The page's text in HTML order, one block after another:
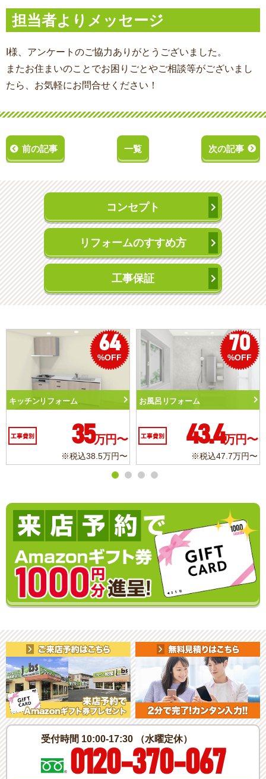
担当者よりメッセージ
I様、アンケートのご協力ありがとうございました。
またお住まいのことでお困りごとやご相談等がございまし
たら、お気軽にお問合せください！
前の記事 一覧 次の記事
コンセプト
リフォームのすすめ方
工事保証
64
%OFF
キッチンリフォーム
工事費別 35万円〜
※税込38.5万円〜
70
%OFF
お風呂リフォーム
工事費別 43.4万円〜
※税込47.7万円〜
受付時間 10:00-17:30 （水曜定休）
0120-370-067